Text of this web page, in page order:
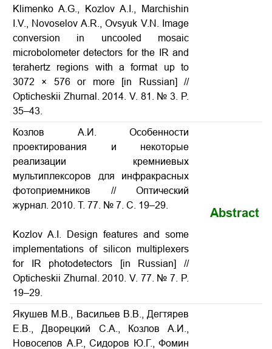
Klimenko A.G., Kozlov A.I., Marchishin
I.V., Novoselov A.R., Ovsyuk V.N.
Image
conversion in uncooled mosaic
microbolometer detectors for the IR and
terahertz regions with a format up to
3072 × 576 or more
[in Russian] //
Opticheskii Zhurnal. 2014. V. 81. № 3. P.
35–43.
Козлов А.И. Особенности
проектирования и некоторые
реализации кремниевых
мультиплексоров для инфракрасных
фотоприемников // Оптический
журнал. 2010. Т. 77. № 7. С. 19–29.
Kozlov A.I. Design features and some
implementations of silicon multiplexers
for IR photodetectors [in Russian] //
Opticheskii Zhurnal. 2010. V. 77. № 7. P.
19–29.
Abstract
Якушев М.В., Васильев В.В., Дегтярев
Е.В., Дворецкий С.А., Козлов А.И.,
Новоселов А.Р., Сидоров Ю.Г., Фомин